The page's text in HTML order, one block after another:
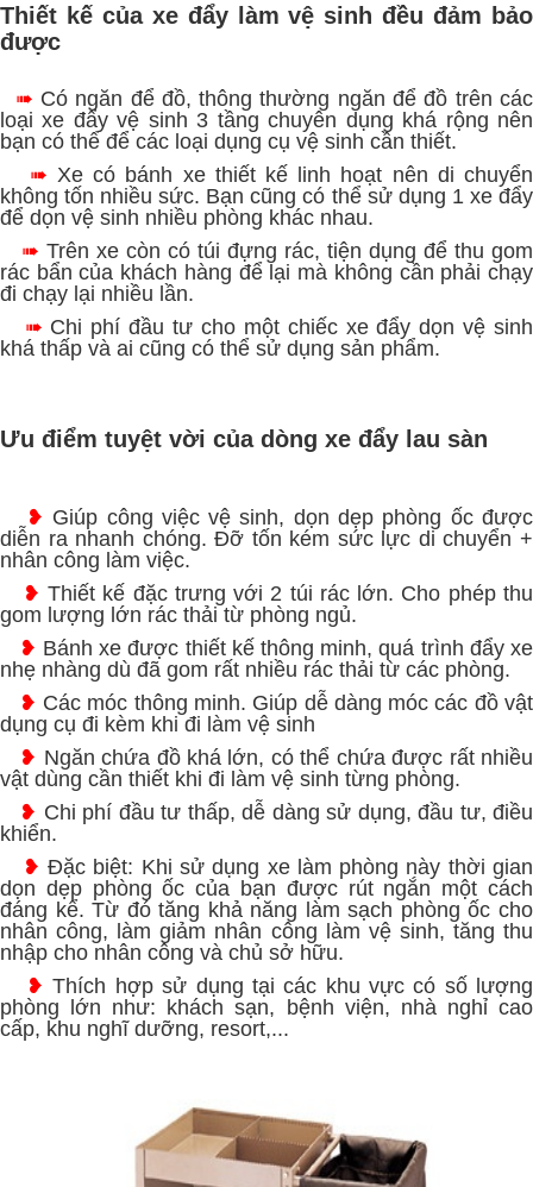
Thiết kế của xe đẩy làm vệ sinh đều đảm bảo
được
➠ Có ngăn để đồ, thông thường ngăn để đồ trên các
loại xe đẩy vệ sinh 3 tầng chuyên dụng khá rộng nên
bạn có thể để các loại dụng cụ vệ sinh cần thiết.
➠ Xe có bánh xe thiết kế linh hoạt nên di chuyển
không tốn nhiều sức. Bạn cũng có thể sử dụng 1 xe đẩy
để dọn vệ sinh nhiều phòng khác nhau.
➠ Trên xe còn có túi đựng rác, tiện dụng để thu gom
rác bẩn của khách hàng để lại mà không cần phải chạy
đi chạy lại nhiều lần.
➠ Chi phí đầu tư cho một chiếc xe đẩy dọn vệ sinh
khá thấp và ai cũng có thể sử dụng sản phẩm.
Ưu điểm tuyệt vời của dòng xe đẩy lau sàn
❥ Giúp công việc vệ sinh, dọn dẹp phòng ốc được
diễn ra nhanh chóng. Đỡ tốn kém sức lực di chuyển +
nhân công làm việc.
❥ Thiết kế đặc trưng với 2 túi rác lớn. Cho phép thu
gom lượng lớn rác thải từ phòng ngủ.
❥ Bánh xe được thiết kế thông minh, quá trình đẩy xe
nhẹ nhàng dù đã gom rất nhiều rác thải từ các phòng.
❥ Các móc thông minh. Giúp dễ dàng móc các đồ vật
dụng cụ đi kèm khi đi làm vệ sinh
❥ Ngăn chứa đồ khá lớn, có thể chứa được rất nhiều
vật dùng cần thiết khi đi làm vệ sinh từng phòng.
❥ Chi phí đầu tư thấp, dễ dàng sử dụng, đầu tư, điều
khiển.
❥ Đặc biệt: Khi sử dụng xe làm phòng này thời gian
dọn dẹp phòng ốc của bạn được rút ngắn một cách
đáng kể. Từ đó tăng khả năng làm sạch phòng ốc cho
nhân công, làm giảm nhân công làm vệ sinh, tăng thu
nhập cho nhân công và chủ sở hữu.
❥ Thích hợp sử dụng tại các khu vực có số lượng
phòng lớn như: khách sạn, bệnh viện, nhà nghỉ cao
cấp, khu nghĩ dưỡng, resort,...